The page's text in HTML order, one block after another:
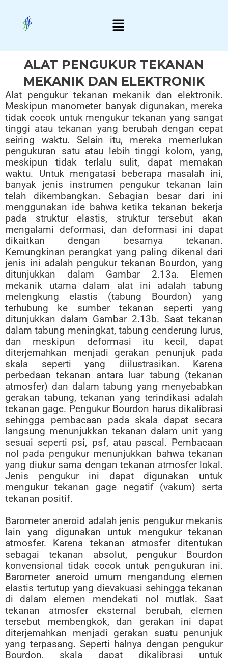
content
Menu
ALAT PENGUKUR TEKANAN
MEKANIK DAN ELEKTRONIK
Alat pengukur tekanan mekanik dan elektronik.
Meskipun manometer banyak digunakan, mereka
tidak cocok untuk mengukur tekanan yang sangat
tinggi atau tekanan yang berubah dengan cepat
seiring waktu. Selain itu, mereka memerlukan
pengukuran satu atau lebih tinggi kolom, yang,
meskipun tidak terlalu sulit, dapat memakan
waktu. Untuk mengatasi beberapa masalah ini,
banyak jenis instrumen pengukur tekanan lain
telah dikembangkan. Sebagian besar dari ini
menggunakan ide bahwa ketika tekanan bekerja
pada struktur elastis, struktur tersebut akan
mengalami deformasi, dan deformasi ini dapat
dikaitkan dengan besarnya tekanan.
Kemungkinan perangkat yang paling dikenal dari
jenis ini adalah pengukur tekanan Bourdon, yang
ditunjukkan dalam Gambar 2.13a. Elemen
mekanik utama dalam alat ini adalah tabung
melengkung elastis (tabung Bourdon) yang
terhubung ke sumber tekanan seperti yang
ditunjukkan dalam Gambar 2.13b. Saat tekanan
dalam tabung meningkat, tabung cenderung lurus,
dan meskipun deformasi itu kecil, dapat
diterjemahkan menjadi gerakan penunjuk pada
skala seperti yang diilustrasikan. Karena
perbedaan tekanan antara luar tabung (tekanan
atmosfer) dan dalam tabung yang menyebabkan
gerakan tabung, tekanan yang terindikasi adalah
tekanan gage. Pengukur Bourdon harus dikalibrasi
sehingga pembacaan pada skala dapat secara
langsung menunjukkan tekanan dalam unit yang
sesuai seperti psi, psf, atau pascal. Pembacaan
nol pada pengukur menunjukkan bahwa tekanan
yang diukur sama dengan tekanan atmosfer lokal.
Jenis pengukur ini dapat digunakan untuk
mengukur tekanan gage negatif (vakum) serta
tekanan positif.
Barometer aneroid adalah jenis pengukur mekanis
lain yang digunakan untuk mengukur tekanan
atmosfer. Karena tekanan atmosfer ditentukan
sebagai tekanan absolut, pengukur Bourdon
konvensional tidak cocok untuk pengukuran ini.
Barometer aneroid umum mengandung elemen
elastis tertutup yang dievakuasi sehingga tekanan
di dalam elemen mendekati nol mutlak. Saat
tekanan atmosfer eksternal berubah, elemen
tersebut membengkok, dan gerakan ini dapat
diterjemahkan menjadi gerakan suatu penunjuk
yang terpasang. Seperti halnya dengan pengukur
Bourdon, skala dapat dikalibrasi untuk